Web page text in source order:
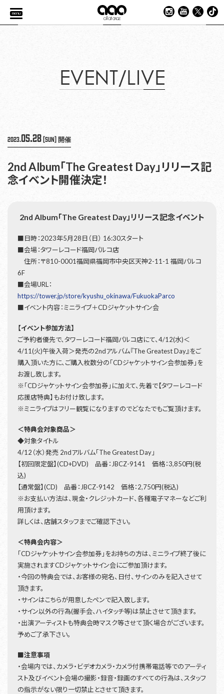
menu
EVENT/LIVE
2023.05.28[Sun]開催
2nd Album「The Greatest Day」リリース記
念イベント開催決定！
2nd Album「The Greatest Day」リリース記念イベント
■日時：2023年5月28日（日） 16:30スタート
■会場：タワーレコード福岡パルコ店
住所：〒810-0001福岡県福岡市中央区天神2-11-1 福岡パルコ
6F
■会場URL：
https://tower.jp/store/kyushu_okinawa/FukuokaParco
■イベント内容：ミニライブ＋CDジャケットサイン会
【イベント参加方法】
ご予約者優先で、タワーレコード福岡パルコ店にて、4/12(水)＜
4/11(火)午後入荷＞発売の2ndアルバム『The Greatest Day』をご
購入頂いた方に、ご購入枚数分の「CDジャケットサイン会参加券」を
お渡し致します。
※「CDジャケットサイン会参加券」に加えて、先着で【タワーレコード
応援店特典】もお付け致します。
※ミニライブはフリー観覧になりますのでどなたでもご覧頂けます。
＜特典会対象商品＞
◆対象タイトル
4/12（水）発売 2ndアルバム「The Greatest Day」
【初回限定盤】(CD+DVD) 品番：JBCZ-9141 価格：3,850円(税
込)
【通常盤】(CD) 品番：JBCZ-9142 価格：2,750円(税込)
※お支払い方法は、現金・クレジットカード、各種電子マネーなどご利
用頂けます。
詳しくは、店舗スタッフまでご確認下さい。
＜特典会内容＞
「CDジャケットサイン会参加券」をお持ちの方は、ミニライブ終了後に
実施されますCDジャケットサイン会にご参加頂けます。
・今回の特典会では、お客様の宛名、日付、サインのみを記入させて
頂きます。
・サインはこちらが用意したペンで記入致します。
・サイン以外の行為(握手会、ハイタッチ等)は禁止させて頂きます。
・出演アーティストも特典会時マスク等させて頂く場合がございます。
予めご了承下さい。
■注意事項
・会場内では、カメラ・ビデオカメラ・カメラ付携帯電話等でのアーティ
スト及びイベント会場の撮影・録音・録画のすべての行為は、スタッフ
の指示がない限り一切禁止とさせて頂きます。